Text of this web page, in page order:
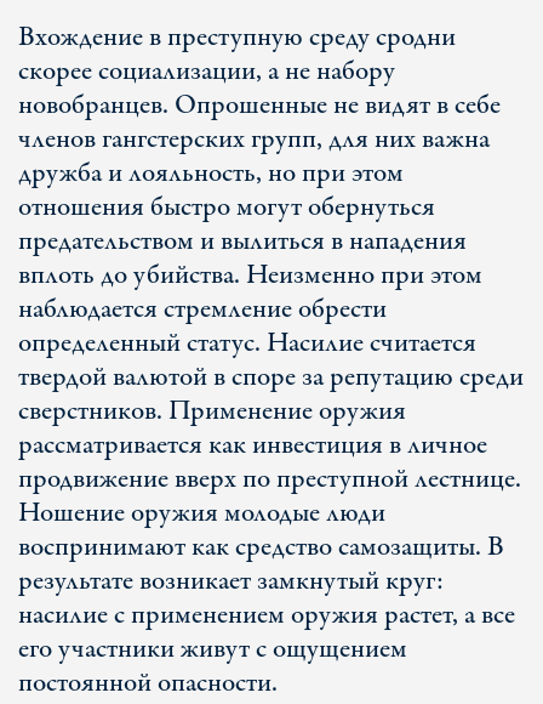
Вхождение в преступную среду сродни
скорее социализации, а не набору
новобранцев. Опрошенные не видят в себе
членов гангстерских групп, для них важна
дружба и лояльность, но при этом
отношения быстро могут обернуться
предательством и вылиться в нападения
вплоть до убийства. Неизменно при этом
наблюдается стремление обрести
определенный статус. Насилие считается
твердой валютой в споре за репутацию среди
сверстников. Применение оружия
рассматривается как инвестиция в личное
продвижение вверх по преступной лестнице.
Ношение оружия молодые люди
воспринимают как средство самозащиты. В
результате возникает замкнутый круг:
насилие с применением оружия растет, а все
его участники живут с ощущением
постоянной опасности.